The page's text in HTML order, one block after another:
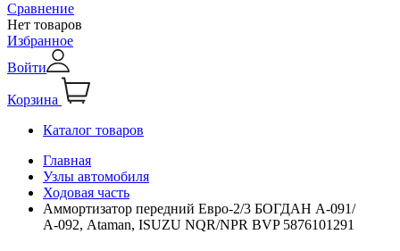
Сравнение
Нет товаров
Избранное
Войти
Корзина
Каталог товаров
Главная
Узлы автомобиля
Ходовая часть
Аммортизатор передний Евро-2/3 БОГДАН А-091/
А-092, Ataman, ISUZU NQR/NPR BVP 5876101291